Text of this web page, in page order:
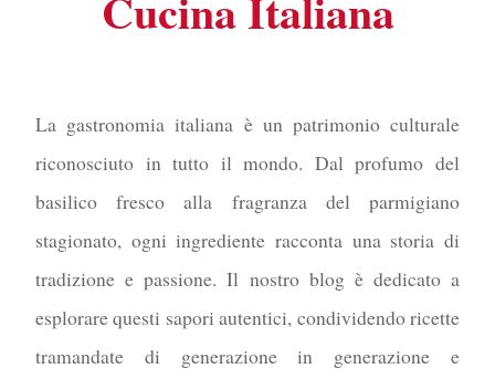
La gastronomia italiana è un patrimonio culturale
riconosciuto in tutto il mondo. Dal profumo del
basilico fresco alla fragranza del parmigiano
stagionato, ogni ingrediente racconta una storia di
tradizione e passione. Il nostro blog è dedicato a
esplorare questi sapori autentici, condividendo ricette
tramandate di generazione in generazione e